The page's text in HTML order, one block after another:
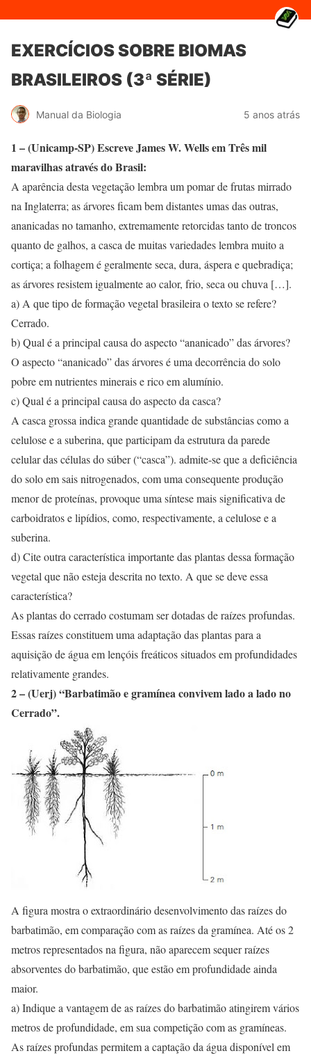
EXERCÍCIOS SOBRE BIOMAS
BRASILEIROS (3ª SÉRIE)
Manual da Biologia 5 anos atrás
1 – (Unicamp-SP) Escreve James W. Wells em Três mil
maravilhas através do Brasil:
A aparência desta vegetação lembra um pomar de frutas mirrado
na Inglaterra; as árvores ficam bem distantes umas das outras,
ananicadas no tamanho, extremamente retorcidas tanto de troncos
quanto de galhos, a casca de muitas variedades lembra muito a
cortiça; a folhagem é geralmente seca, dura, áspera e quebradiça;
as árvores resistem igualmente ao calor, frio, seca ou chuva […].
a) A que tipo de formação vegetal brasileira o texto se refere?
Cerrado.
b) Qual é a principal causa do aspecto “ananicado” das árvores?
O aspecto “ananicado” das árvores é uma decorrência do solo
pobre em nutrientes minerais e rico em alumínio.
c) Qual é a principal causa do aspecto da casca?
A casca grossa indica grande quantidade de substâncias como a
celulose e a suberina, que participam da estrutura da parede
celular das células do súber (“casca”). admite-se que a deficiência
do solo em sais nitrogenados, com uma consequente produção
menor de proteínas, provoque uma síntese mais significativa de
carboidratos e lipídios, como, respectivamente, a celulose e a
suberina.
d) Cite outra característica importante das plantas dessa formação
vegetal que não esteja descrita no texto. A que se deve essa
característica?
As plantas do cerrado costumam ser dotadas de raízes profundas.
Essas raízes constituem uma adaptação das plantas para a
aquisição de água em lençóis freáticos situados em profundidades
relativamente grandes.
2 – (Uerj) “Barbatimão e gramínea convivem lado a lado no
Cerrado”.
A figura mostra o extraordinário desenvolvimento das raízes do
barbatimão, em comparação com as raízes da gramínea. Até os 2
metros representados na figura, não aparecem sequer raízes
absorventes do barbatimão, que estão em profundidade ainda
maior.
a) Indique a vantagem de as raízes do barbatimão atingirem vários
metros de profundidade, em sua competição com as gramíneas.
As raízes profundas permitem a captação da água disponível em